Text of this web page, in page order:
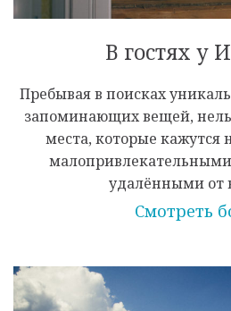
В гостях у
Пребывая в поисках
запоминающих вещей,
места, которые кажутся
удалёнными от
Смотреть